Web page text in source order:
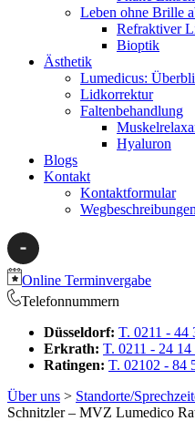
Leben ohne Brille
Refraktiver
Bioptik
Ästhetik
Lumedicus:
Lidkorrektur
Faltenbehandlung
Hyaluron
Blogs
Kontakt
Kontaktformular
Wegbeschreibungen
Online Terminvergabe
Telefonnummern
Düsseldorf: T. 0211 - 44
Erkrath: T. 0211 - 24 14
Ratingen: T. 02102 - 84
Über uns > Standorte/
Schnitzler – MVZ Lumedico